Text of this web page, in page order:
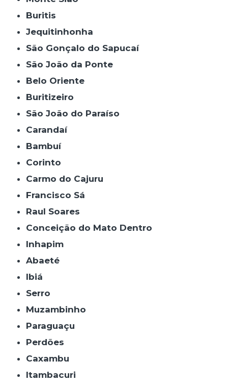
Buritis
Jequitinhonha
São Gonçalo do Sapucaí
São João da Ponte
Belo Oriente
Buritizeiro
São João do Paraíso
Carandaí
Bambuí
Corinto
Carmo do Cajuru
Francisco Sá
Raul Soares
Conceição do Mato Dentro
Inhapim
Abaeté
Ibiá
Serro
Muzambinho
Paraguaçu
Perdões
Caxambu
Itambacuri